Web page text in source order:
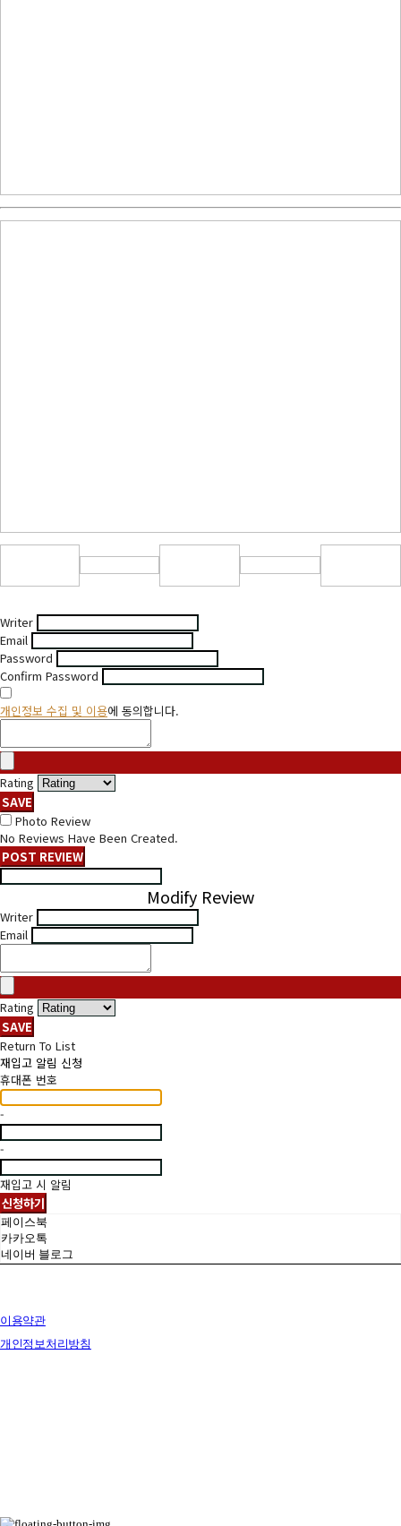
Writer
Email
Password
Confirm Password
개인정보 수집 및 이용에 동의합니다.
Rating
SAVE
Photo Review
No Reviews Have Been Created.
POST REVIEW
Modify Review
Writer
Email
Rating
SAVE
Return To List
재입고 알림 신청
휴대폰 번호
-
-
재입고 시 알림
신청하기
페이스북
카카오톡
네이버 블로그
이용약관
개인정보처리방침